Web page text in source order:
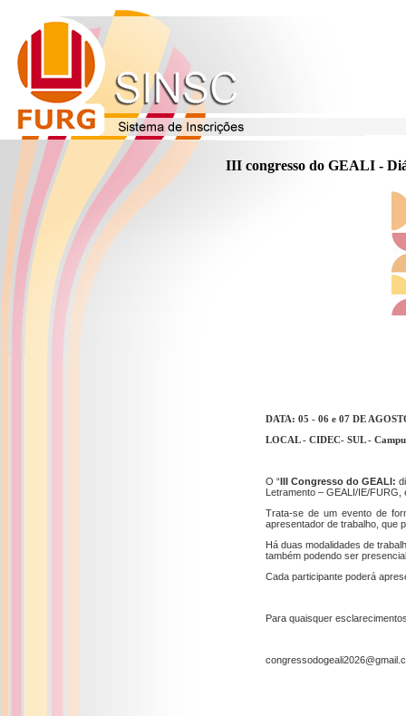
III congresso do GEALI -
DATA: 05 - 06 e 07 DE
LOCAL - CIDEC- SUL -
O “III Congresso do GEALI:
Letramento – GEALI/IE/
Trata-se de um evento de
apresentador de trabalho, que
Há duas modalidades de
também podendo ser
Cada participante poderá
Para quaisquer